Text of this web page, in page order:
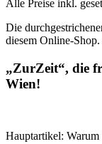
Alle Preise inkl.
Die
diesem Online-Shop.
„ZurZeit“, die
Wien!
Hauptartikel: